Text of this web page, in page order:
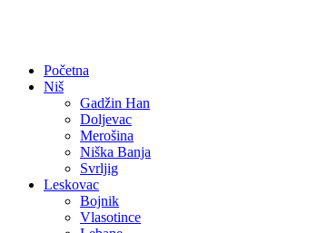
Početna
Niš
Gadžin Han
Doljevac
Merošina
Niška Banja
Svrljig
Leskovac
Bojnik
Vlasotince